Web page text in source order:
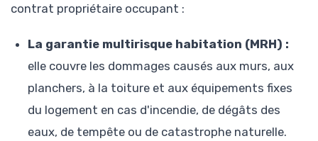
contrat propriétaire occupant :
La garantie multirisque habitation (MRH) :
elle couvre les dommages causés aux murs, aux
planchers, à la toiture et aux équipements fixes
du logement en cas d'incendie, de dégâts des
eaux, de tempête ou de catastrophe naturelle.